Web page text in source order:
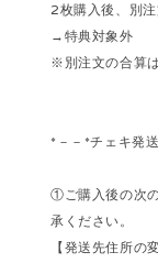
2枚購入後、別
→特典対象外
※別注文の合算
*－－*チェキ発
①ご購入後の次
承ください。
【発送先住所の